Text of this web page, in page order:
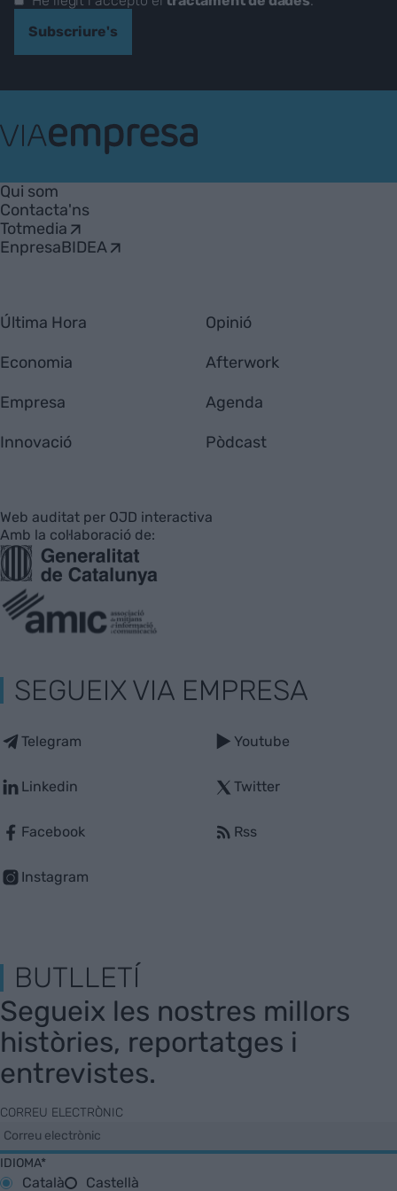
Subscriure's
Empresa
Qui som
Contacta'ns
Totmedia
EnpresaBIDEA
Última Hora
Economia
Empresa
Innovació
Opinió
Afterwork
Agenda
Pòdcast
Web auditat per OJD interactiva
Amb la col·laboració de:
SEGUEIX VIA EMPRESA
Telegram
Linkedin
Facebook
Instagram
Youtube
Twitter
Rss
BUTLLETÍ
Segueix les nostres millors
històries, reportatges i
entrevistes.
CORREU ELECTRÒNIC
IDIOMA*
Català Castellà